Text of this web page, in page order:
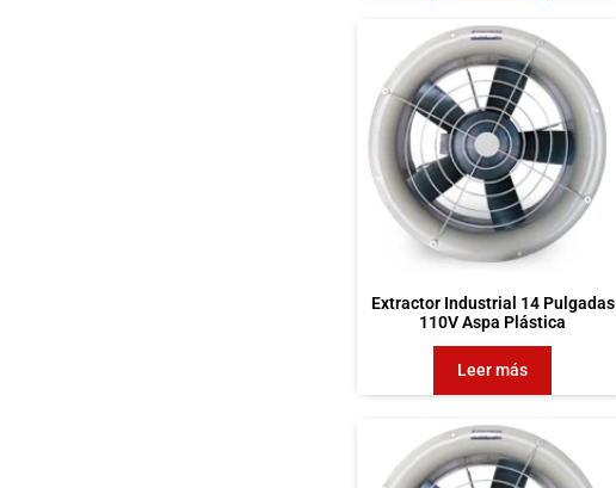
Extractor Industrial 14 Pulgadas
110V Aspa Plástica
Leer más